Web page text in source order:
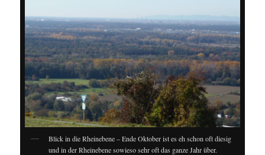
Blick in die Rheinebene – Ende Oktober ist es eh schon oft diesig
und in der Rheinebene sowieso sehr oft das ganze Jahr über.